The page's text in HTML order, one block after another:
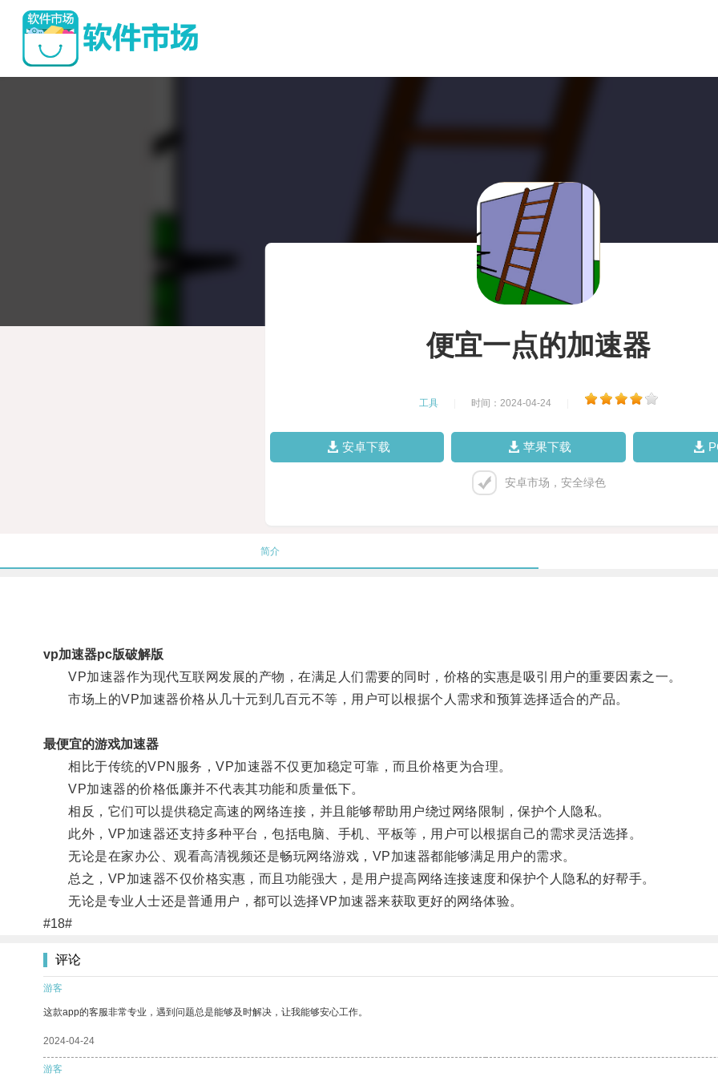
便宜一点的加速器
工具 时间：2024-04-24
安卓下载 苹果下载
安卓市场，安全绿色
简介
vp加速器pc版破解版
VP加速器作为现代互联网发展的产物，在满足人们需要的同时，价格的实惠是吸引用户的重要因素之一。
市场上的VP加速器价格从几十元到几百元不等，用户可以根据个人需求和预算选择适合的产品。
最便宜的游戏加速器
相比于传统的VPN服务，VP加速器不仅更加稳定可靠，而且价格更为合理。
VP加速器的价格低廉并不代表其功能和质量低下。
相反，它们可以提供稳定高速的网络连接，并且能够帮助用户绕过网络限制，保护个人隐私。
此外，VP加速器还支持多种平台，包括电脑、手机、平板等，用户可以根据自己的需求灵活选择。
无论是在家办公、观看高清视频还是畅玩网络游戏，VP加速器都能够满足用户的需求。
总之，VP加速器不仅价格实惠，而且功能强大，是用户提高网络连接速度和保护个人隐私的好帮手。
无论是专业人士还是普通用户，都可以选择VP加速器来获取更好的网络体验。
#18#
评论
游客
这款app的客服非常专业，遇到问题总是能够及时解决，让我能够安心工作。
2024-04-24
游客